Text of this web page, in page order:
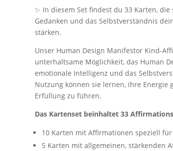
✨ In diesem Set findest du 33 Karten,
Gedanken und das Selbstverständnis
stärken.
Unser Human Design Manifestor Kind-
unterhaltsame Möglichkeit, das Human
emotionale Intelligenz und das
Nutzung können sie lernen, ihre Energie
Erfüllung zu führen.
Das Kartenset beinhaltet 33
10 Karten mit Affirmationen speziell
5 Karten mit allgemeinen, stärkenden